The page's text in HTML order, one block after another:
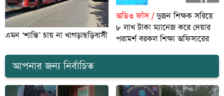
এমন ‘শান্তি’ চায় না খাগড়াছড়িবাসী
অডিও ফাঁস /দুজন শিক্ষক সরিয়ে
৮ লাখ টাকা ম্যানেজ করে দেয়ার
পরামর্শ বরকল শিক্ষা অফিসারের
আপনার জন্য নির্বাচিত